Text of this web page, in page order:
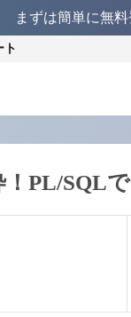
まずは簡単に無
ト
PL/SQL